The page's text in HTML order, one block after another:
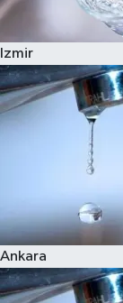
Izmir
Ankara